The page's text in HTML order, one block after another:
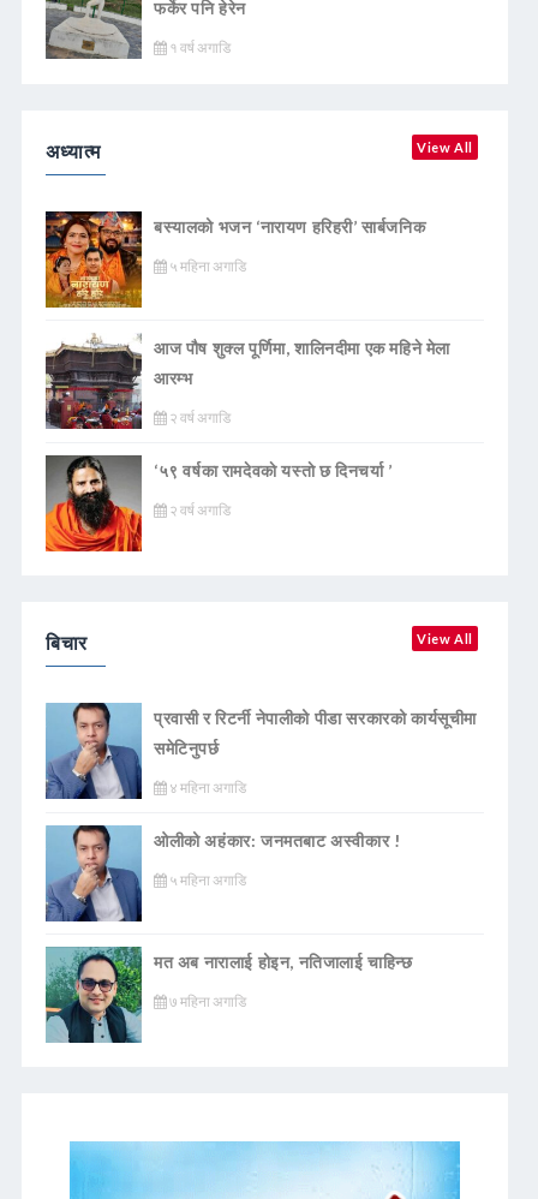
फर्केर पनि हेरेन
१ वर्ष अगाडि
अध्यात्म View All
बस्यालको भजन ‘नारायण हरिहरी’ सार्बजनिक
५ महिना अगाडि
आज पौष शुक्ल पूर्णिमा, शालिनदीमा एक महिने मेला
आरम्भ
२ वर्ष अगाडि
‘५९ वर्षका रामदेवकाे यस्ताे छ दिनचर्या ’
२ वर्ष अगाडि
बिचार View All
प्रवासी र रिटर्नी नेपालीको पीडा सरकारको कार्यसूचीमा
समेटिनुपर्छ
४ महिना अगाडि
ओलीको अहंकार: जनमतबाट अस्वीकार !
५ महिना अगाडि
मत अब नारालाई होइन, नतिजालाई चाहिन्छ
७ महिना अगाडि